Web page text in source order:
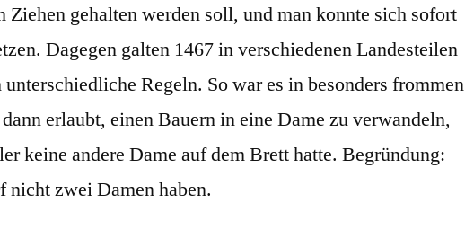
Ziehen gehalten werden soll, und man konnte sich sofort
Dagegen galten 1467 in verschiedenen Landesteilen
unterschiedliche Regeln. So war es in besonders frommen
erlaubt, einen Bauern in eine Dame zu verwandeln,
keine andere Dame auf dem Brett hatte. Begründung:
nicht zwei Damen haben.